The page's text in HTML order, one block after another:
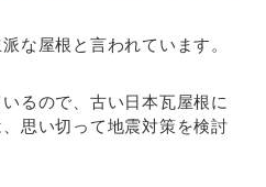
な屋根と言われています。
るので、古い日本瓦屋根に
思い切って地震対策を検討